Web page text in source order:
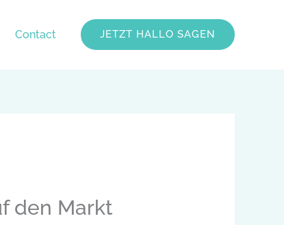
Contact JETZT HALLO SAGEN
den Markt